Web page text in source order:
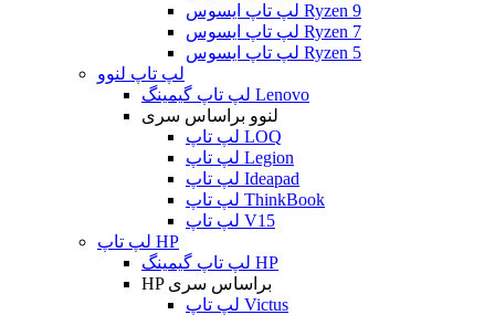
لپ تاپ ایسوس Ryzen 9
لپ تاپ ایسوس Ryzen 7
لپ تاپ ایسوس Ryzen 5
لپ تاپ لنوو
لپ تاپ گیمینگ Lenovo
لنوو براساس سری
لپ تاپ LOQ
لپ تاپ Legion
لپ تاپ Ideapad
لپ تاپ ThinkBook
لپ تاپ V15
لپ تاپ HP
لپ تاپ گیمینگ HP
HP براساس سری
لپ تاپ Victus